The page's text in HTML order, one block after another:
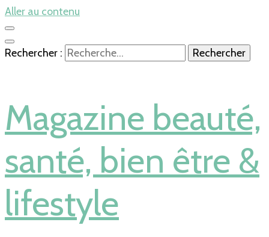
Aller au contenu
Rechercher :
Magazine beauté,
santé, bien être &
lifestyle